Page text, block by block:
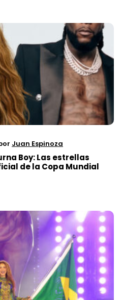
Juan Espinoza
Boy: Las estrellas
de la Copa Mundial